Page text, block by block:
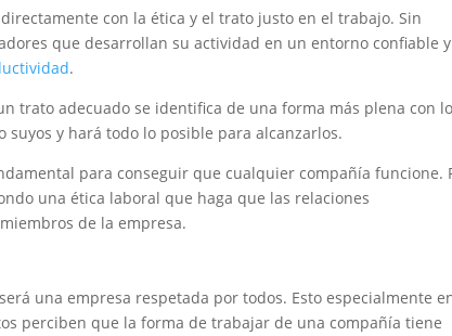
con la ética y el trato justo en el trabajo. Sin
que desarrollan su actividad en un entorno confiable y
.
trato adecuado se identifica de una forma más plena con
y hará todo lo posible para alcanzarlos.
para conseguir que cualquier compañía funcione.
una ética laboral que haga que las relaciones
de la empresa.
una empresa respetada por todos. Esto especialmente
perciben que la forma de trabajar de una compañía tiene